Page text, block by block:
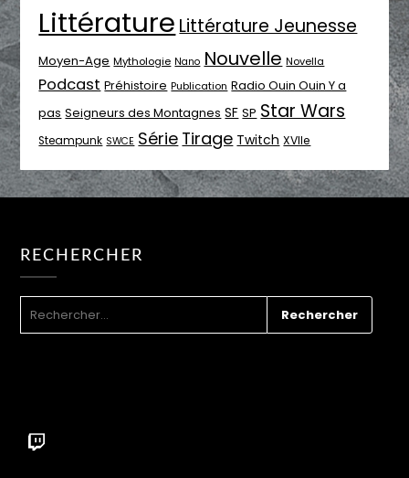
Littérature Littérature Jeunesse
Moyen-Age Mythologie Nano Nouvelle Novella
Podcast Préhistoire Publication Radio Ouin Ouin Y a
pas Seigneurs des Montagnes SF SP Star Wars
Steampunk SWCE Série Tirage Twitch XVIIe
RECHERCHER
Twitch